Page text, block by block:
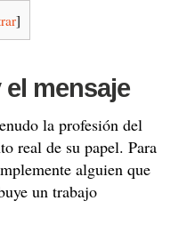
]
mensaje
la profesión del
real de su papel. Para
alguien que
un trabajo